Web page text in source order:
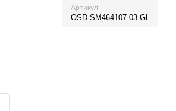
Артикул
OSD-SM464107-03-GL